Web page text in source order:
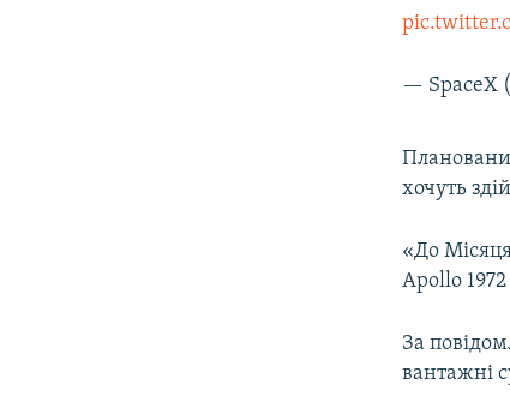
— SpaceX
хочуть
«До
Apollo
За
вантажні